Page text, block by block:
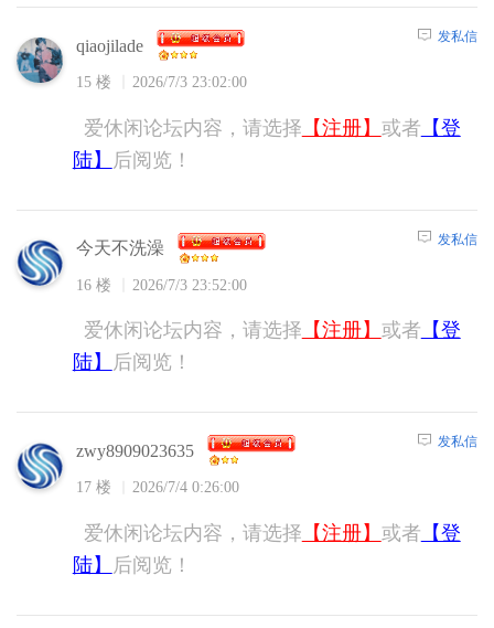
qiaojilade
15 楼 2026/7/3 23:02:00
发私信
爱休闲论坛内容，请选择 【注册】 或者 【登
陆】
后阅览！
今天不洗澡
16 楼 2026/7/3 23:52:00
发私信
爱休闲论坛内容，请选择 【注册】 或者 【登
陆】
后阅览！
zwy8909023635
17 楼 2026/7/4 0:26:00
发私信
爱休闲论坛内容，请选择 【注册】 或者 【登
陆】
后阅览！